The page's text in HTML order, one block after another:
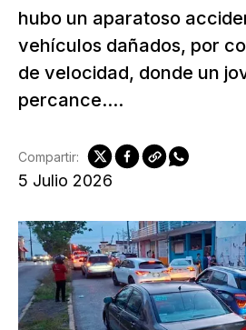
hubo un aparatoso
vehículos dañados, por
de velocidad, donde un
percance....
5 Julio 2026
Compartir: